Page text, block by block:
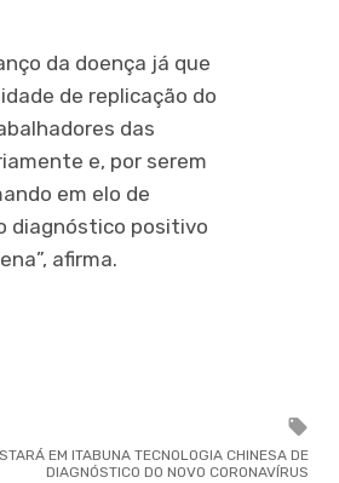
da doença já que
de replicação do
das
e, por serem
em elo de
diagnóstico positivo
afirma.
with
EM ITABUNA TECNOLOGIA CHINESA DE
DIAGNÓSTICO DO NOVO CORONAVÍRUS